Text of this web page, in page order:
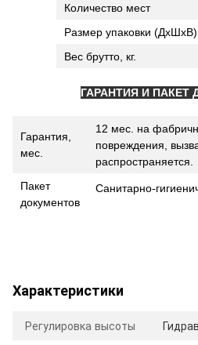
Количество мест
Размер упаковки
Вес брутто, кг.
ГАРАНТИЯ И ПАКЕТ
Гарантия,
мес.
12 мес. на
повреждения,
распространяется.
Пакет
документов
Санитарно-
Характеристики
Регулировка высоты